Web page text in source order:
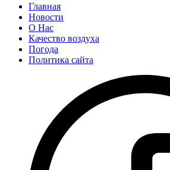
Главная
Новости
О Нас
Качество воздуха
Погода
Политика сайта